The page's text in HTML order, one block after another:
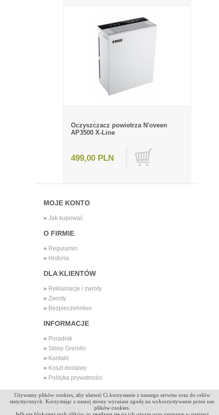
Używamy plików cookies, aby ułatwić Ci korzystanie z naszego serwisu oraz do celów
statystycznych. Korzystając z naszej strony wyrażasz zgodę na wykorzystywanie przez nas
plików cookies.
Oczyszczacz powietrza N'oveen
AP3500 X-Line
499,00 PLN
MOJE KONTO
» Jak kupować
O FIRMIE
» Regulamin
» Historia
DLA KLIENTÓW
» Reklamacje i zwroty
» Zwroty
» Bezpieczeństwo
INFORMACJE
» Poradnik
» Sklep Gremlin
» Kontakt
» Koszt dostawy
» Polityka prywatności
Gremlin.com.pl © Copyright2026 - wszelkie prawa